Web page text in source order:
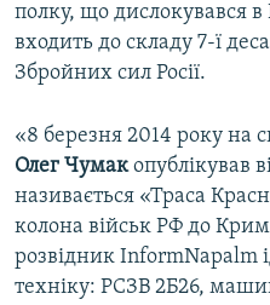
полку, що дислокувався
входить до складу 7-ї
Збройних сил Росії.
«8 березня 2014 року на
Олег Чумакопублікував
називається «Траса
колона військ РФ до
розвідник InformNapalm
техніку: РСЗВ 2Б26,